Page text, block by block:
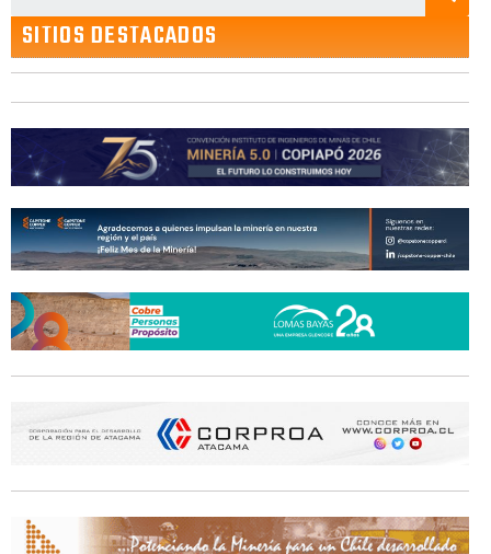
SITIOS DESTACADOS